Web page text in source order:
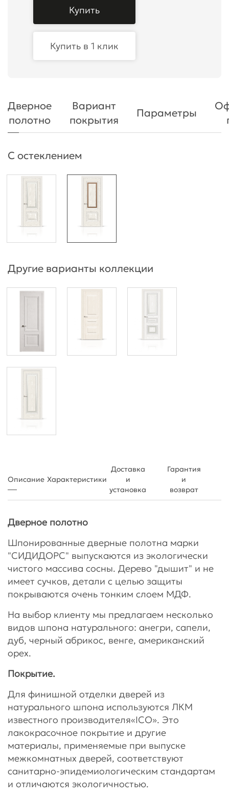
Купить
Купить в 1 клик
Дверное
полотно
Вариант
покрытия
Параметры
С остеклением
Другие варианты коллекции
Описание Характеристики
Доставка
и
установка
Гарантия
и
возврат
Дверное полотно
Шпонированные дверные полотна марки
"СИДИДОРС" выпускаются из экологически
чистого массива сосны. Дерево "дышит" и не
имеет сучков, детали с целью защиты
покрываются очень тонким слоем МДФ.
На выбор клиенту мы предлагаем несколько
видов шпона натурального: анегри, сапели,
дуб, черный абрикос, венге, американский
орех.
Покрытие.
Для финишной отделки дверей из
натурального шпона используются ЛКМ
известного производителя«ICO». Это
лакокрасочное покрытие и другие
материалы, применяемые при выпуске
межкомнатных дверей, соответствуют
санитарно-эпидемиологическим стандартам
и отличаются экологичностью.